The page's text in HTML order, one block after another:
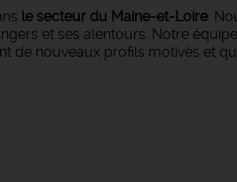
le secteur du Maine-et-Loire.
et ses alentours. Notre
nouveaux profils motivés et